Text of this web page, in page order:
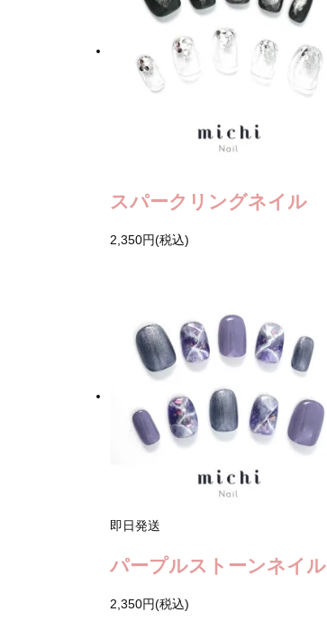
スパークリングネイル
2,350円(税込)
即日発送
パープルストーンネイル
2,350円(税込)